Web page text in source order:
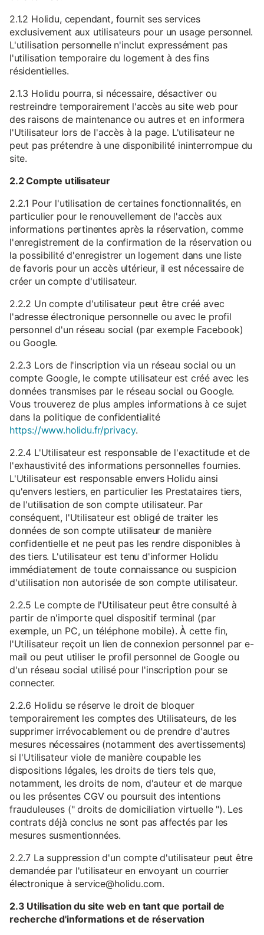
2.1.2 Holidu, cependant, fournit ses services
exclusivement aux utilisateurs pour un usage personnel.
L'utilisation personnelle n'inclut expressément pas
l'utilisation temporaire du logement à des fins
résidentielles.
2.1.3 Holidu pourra, si nécessaire, désactiver ou
restreindre temporairement l'accès au site web pour
des raisons de maintenance ou autres et en informera
l'Utilisateur lors de l'accès à la page. L'utilisateur ne
peut pas prétendre à une disponibilité ininterrompue du
site.
2.2 Compte utilisateur
2.2.1 Pour l'utilisation de certaines fonctionnalités, en
particulier pour le renouvellement de l'accès aux
informations pertinentes après la réservation, comme
l'enregistrement de la confirmation de la réservation ou
la possibilité d'enregistrer un logement dans une liste
de favoris pour un accès ultérieur, il est nécessaire de
créer un compte d'utilisateur.
2.2.2 Un compte d'utilisateur peut être créé avec
l'adresse électronique personnelle ou avec le profil
personnel d'un réseau social (par exemple Facebook)
ou Google.
2.2.3 Lors de l'inscription via un réseau social ou un
compte Google, le compte utilisateur est créé avec les
données transmises par le réseau social ou Google.
Vous trouverez de plus amples informations à ce sujet
dans la politique de confidentialité
https://www.holidu.fr/privacy.
2.2.4 L'Utilisateur est responsable de l'exactitude et de
l'exhaustivité des informations personnelles fournies.
L'Utilisateur est responsable envers Holidu ainsi
qu'envers lestiers, en particulier les Prestataires tiers,
de l'utilisation de son compte utilisateur. Par
conséquent, l'Utilisateur est obligé de traiter les
données de son compte utilisateur de manière
confidentielle et ne peut pas les rendre disponibles à
des tiers. L'utilisateur est tenu d'informer Holidu
immédiatement de toute connaissance ou suspicion
d'utilisation non autorisée de son compte utilisateur.
2.2.5 Le compte de l'Utilisateur peut être consulté à
partir de n'importe quel dispositif terminal (par
exemple, un PC, un téléphone mobile). À cette fin,
l'Utilisateur reçoit un lien de connexion personnel par e-
mail ou peut utiliser le profil personnel de Google ou
d'un réseau social utilisé pour l'inscription pour se
connecter.
2.2.6 Holidu se réserve le droit de bloquer
temporairement les comptes des Utilisateurs, de les
supprimer irrévocablement ou de prendre d'autres
mesures nécessaires (notamment des avertissements)
si l'Utilisateur viole de manière coupable les
dispositions légales, les droits de tiers tels que,
notamment, les droits de nom, d'auteur et de marque
ou les présentes CGV ou poursuit des intentions
frauduleuses (" droits de domiciliation virtuelle "). Les
contrats déjà conclus ne sont pas affectés par les
mesures susmentionnées.
2.2.7 La suppression d'un compte d'utilisateur peut être
demandée par l'utilisateur en envoyant un courrier
électronique à service@holidu.com.
2.3 Utilisation du site web en tant que portail de
recherche d'informations et de réservation